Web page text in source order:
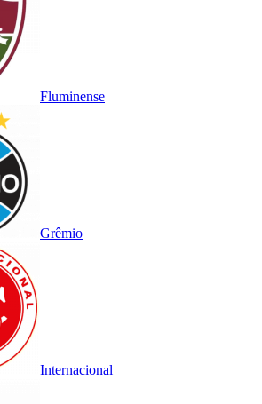
Fluminense
Grêmio
Internacional